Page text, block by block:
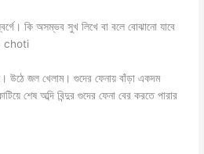
কি অসম্ভব সুখ লিখে বা বলে বোঝানো যাবে
choti
উঠে জল খেলাম। গুদের ফেনায় বাঁড়া একদম
শেষ অব্দি বিন্দুর গুদের ফেনা বের করতে পারার